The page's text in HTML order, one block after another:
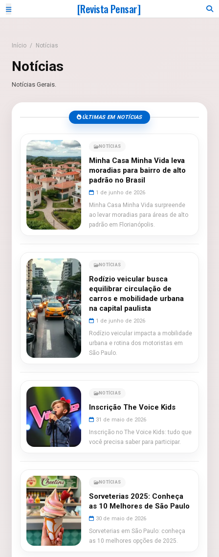
[Revista Pensar]
Início / Notícias
Notícias
Notícias Gerais.
ÚLTIMAS EM NOTÍCIAS
NOTÍCIAS
Minha Casa Minha Vida leva
moradias para bairro de alto
padrão no Brasil
1 de junho de 2026
Minha Casa Minha Vida surpreende
ao levar moradias para áreas de alto
padrão em Florianópolis.
NOTÍCIAS
Rodízio veicular busca
equilibrar circulação de
carros e mobilidade urbana
na capital paulista
1 de junho de 2026
Rodízio veicular impacta a mobilidade
urbana e rotina dos motoristas em
São Paulo.
NOTÍCIAS
Inscrição The Voice Kids
31 de maio de 2026
Inscrição no The Voice Kids: tudo que
você precisa saber para participar.
NOTÍCIAS
Sorveterias 2025: Conheça
as 10 Melhores de São Paulo
30 de maio de 2026
Sorveterias em São Paulo: conheça
as 10 melhores opções de 2025.